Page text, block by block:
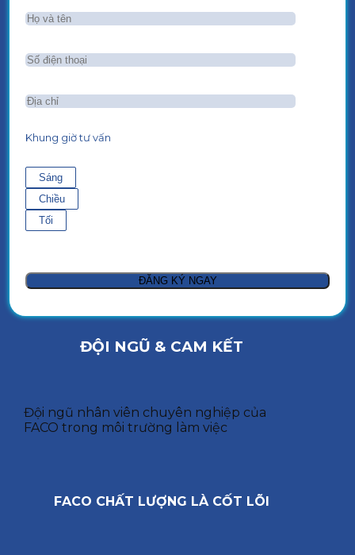
Khung giờ tư vấn
Sáng
Chiều
Tối
ĐỘI NGŨ & CAM KẾT
Đội ngũ nhân viên chuyên nghiệp của
FACO trong môi trường làm việc
FACO CHẤT LƯỢNG LÀ CỐT LÕI